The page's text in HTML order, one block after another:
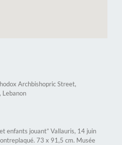
Archbishopric Street,
enfants jouant” Vallauris, 14 juin
73 x 91,5 cm. Musée